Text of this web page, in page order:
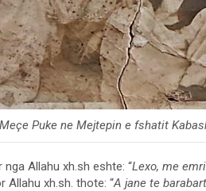
Puke ne Mejtepin e fshatit
Allahu xh.sh eshte: “Lexo, me
Allahu xh.sh. thote: “A jane te